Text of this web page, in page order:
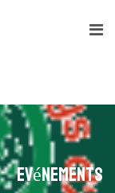
Evénements